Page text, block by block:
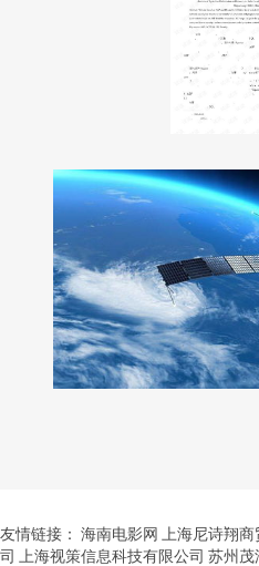
友情链接： 海南电影网 上海尼诗翔
司
上海视策信息科技有限公司 苏州茂